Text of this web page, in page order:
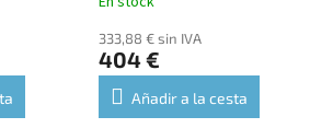
333,88 € sin IVA
404 €
Añadir a la cesta